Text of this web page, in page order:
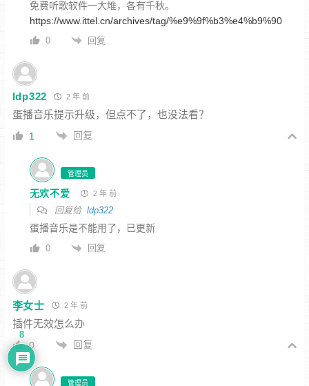
免费听歌软件一大堆，各有千秋。
https://www.ittel.cn/archives/tag/%e9%9f%b3%e4%b9%90
0 回复
ldp322 2 年 前
蛋播音乐提示升级，但点不了，也没法看？
1 回复
管理员
无欢不爱 2 年 前
回复给 ldp322
蛋播音乐是不能用了，已更新
0 回复
李女士 2 年 前
插件无效怎么办
0 回复
管理员
8